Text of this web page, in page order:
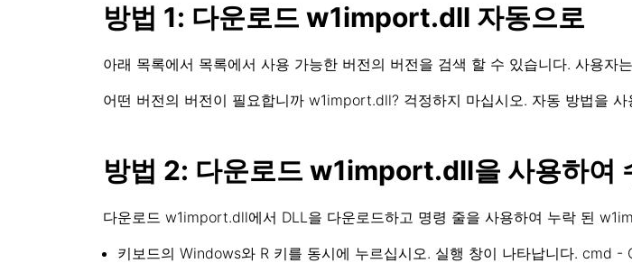
방법 1: 다운로드 w1import.dll 자동으로
아래 목록에서 목록에서 사용 가능한 버전의 버전을 검색 할 수 있습니다. 사용자
어떤 버전의 버전이 필요합니까 w1import.dll? 걱정하지 마십시오. 자동 방법을
방법 2: 다운로드 w1import.dll을 사용하여
다운로드 w1import.dll에서 DLL을 다운로드하고 명령 줄을 사용하여 누락 된
키보드의 Windows와 R 키를 동시에 누르십시오. 실행 창이 나타납니다.